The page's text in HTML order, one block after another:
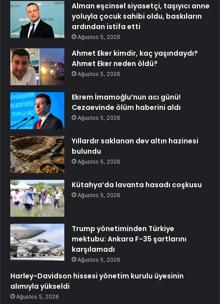
Alman eşcinsel siyasetçi, taşıyıcı anne
yoluyla çocuk sahibi oldu, baskıların
ardından istifa etti
Ağustos 5, 2026
Ahmet Eker kimdir, kaç yaşındaydı?
Ahmet Eker neden öldü?
Ağustos 5, 2026
Ekrem İmamoğlu’nun acı günü!
Cezaevinde ölüm haberini aldı
Ağustos 5, 2026
Yıllardır saklanan dev altın hazinesi
bulundu
Ağustos 5, 2026
Kütahya’da lavanta hasadı coşkusu
Ağustos 5, 2026
Trump yönetiminden Türkiye
mektubu: Ankara F-35 şartlarını
karşılamadı
Ağustos 5, 2026
Harley-Davidson hissesi yönetim kurulu üyesinin
alımıyla yükseldi
Ağustos 5, 2026